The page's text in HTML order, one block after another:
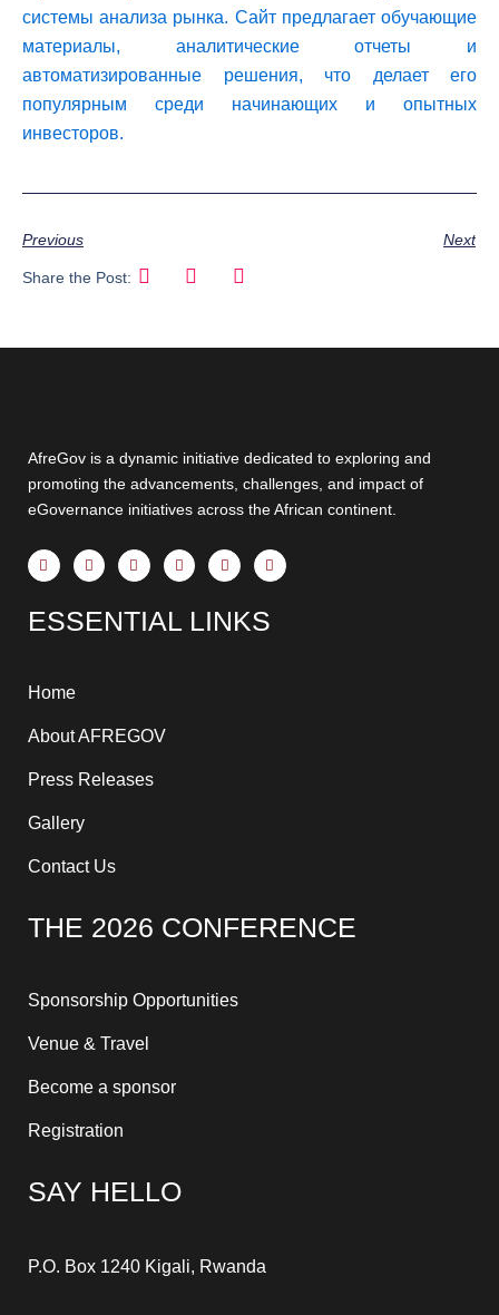
системы анализа рынка. Сайт предлагает обучающие
материалы, аналитические отчеты и
автоматизированные решения, что делает его
популярным среди начинающих и опытных
инвесторов.
Previous Next
Share the Post:
AfreGov is a dynamic initiative dedicated to exploring and
promoting the advancements, challenges, and impact of
eGovernance initiatives across the African continent.
F
a
c
b
o
f
X
-
t
i
t
Y
o
u
u
b
I
n
s
g
T
h
r
a
d
L
i
n
e
d
ESSENTIAL LINKS
Home
About AFREGOV
Press Releases
Gallery
Contact Us
THE 2026 CONFERENCE
Sponsorship Opportunities
Venue & Travel
Become a sponsor
Registration
SAY HELLO
P.O. Box 1240 Kigali, Rwanda